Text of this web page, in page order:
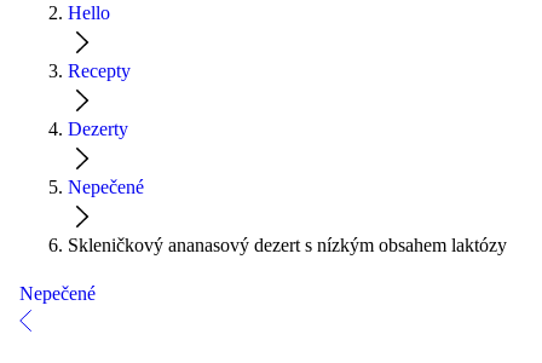
Hello
Recepty
Dezerty
Nepečené
Skleničkový ananasový dezert s nízkým obsahem laktózy
Nepečené